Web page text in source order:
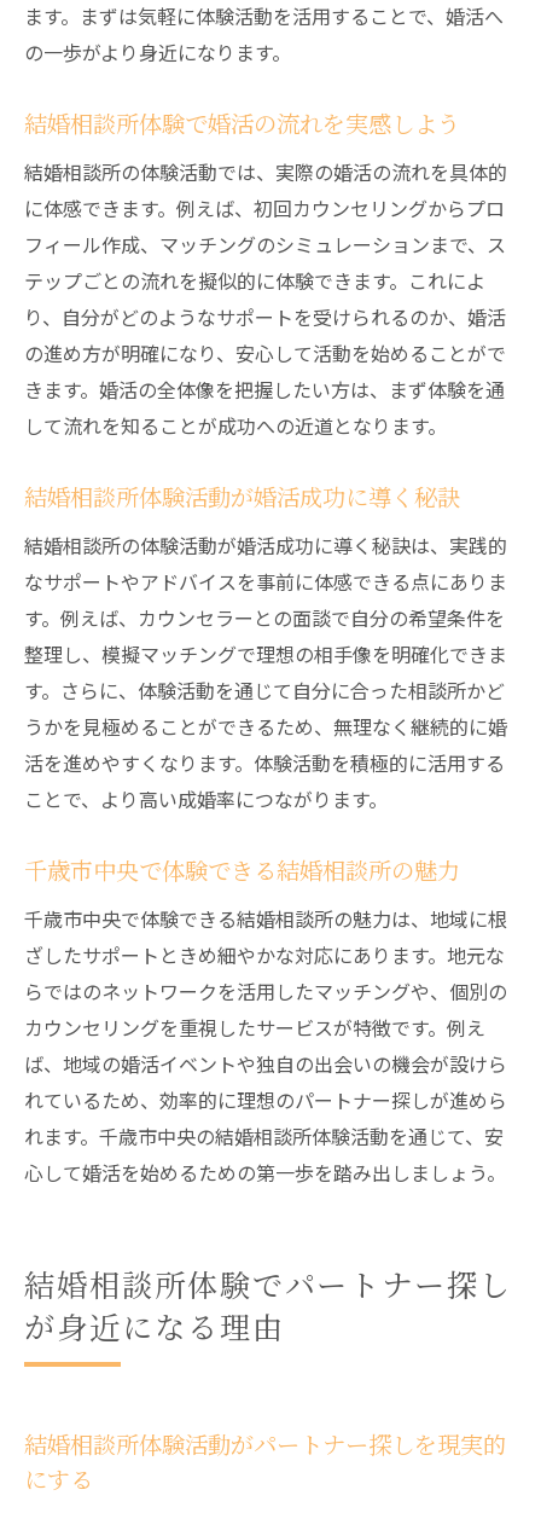
ます。まずは気軽に体験活動を活用することで、婚活へ
の一歩がより身近になります。
結婚相談所体験で婚活の流れを実感しよう
結婚相談所の体験活動では、実際の婚活の流れを具体的
に体感できます。例えば、初回カウンセリングからプロ
フィール作成、マッチングのシミュレーションまで、ス
テップごとの流れを擬似的に体験できます。これによ
り、自分がどのようなサポートを受けられるのか、婚活
の進め方が明確になり、安心して活動を始めることがで
きます。婚活の全体像を把握したい方は、まず体験を通
して流れを知ることが成功への近道となります。
結婚相談所体験活動が婚活成功に導く秘訣
結婚相談所の体験活動が婚活成功に導く秘訣は、実践的
なサポートやアドバイスを事前に体感できる点にありま
す。例えば、カウンセラーとの面談で自分の希望条件を
整理し、模擬マッチングで理想の相手像を明確化できま
す。さらに、体験活動を通じて自分に合った相談所かど
うかを見極めることができるため、無理なく継続的に婚
活を進めやすくなります。体験活動を積極的に活用する
ことで、より高い成婚率につながります。
千歳市中央で体験できる結婚相談所の魅力
千歳市中央で体験できる結婚相談所の魅力は、地域に根
ざしたサポートときめ細やかな対応にあります。地元な
らではのネットワークを活用したマッチングや、個別の
カウンセリングを重視したサービスが特徴です。例え
ば、地域の婚活イベントや独自の出会いの機会が設けら
れているため、効率的に理想のパートナー探しが進めら
れます。千歳市中央の結婚相談所体験活動を通じて、安
心して婚活を始めるための第一歩を踏み出しましょう。
結婚相談所体験でパートナー探し
が身近になる理由
結婚相談所体験活動がパートナー探しを現実的
にする